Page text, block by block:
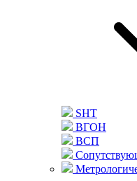
SHT
ВГОН
ВСП